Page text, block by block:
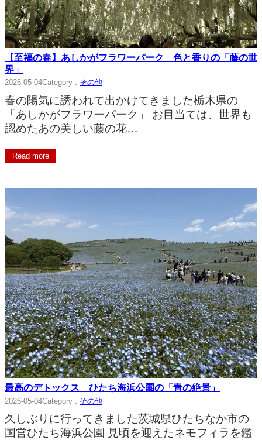
【至福の春】あしかがフラワーパーク 色と香りの「藤の世
界」
2026-05-04Category : その他
春の陽気に誘われて出かけてきました栃木県の
「あしかがフラワーパーク」 お目当ては、世界も
認めたあの美しい藤の花…
Read more
最高のデトックス ひたち海浜公園の「青の絶景」
2026-05-04Category : その他
久しぶりに行ってきました茨城県ひたちなか市の
国営ひたち海浜公園 見頃を迎えたネモフィラを鑑